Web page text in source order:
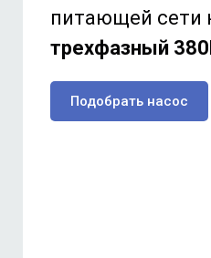
питающей сети
трехфазный
Подобрать насос